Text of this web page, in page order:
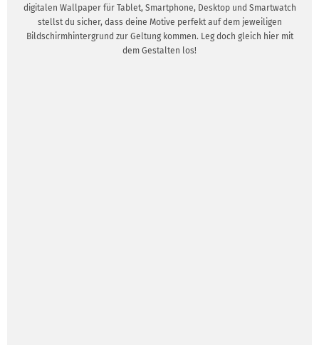
digitalen Wallpaper für Tablet, Smartphone, Desktop und Smartwatch
stellst du sicher, dass deine Motive perfekt auf dem jeweiligen
Bildschirmhintergrund zur Geltung kommen. Leg doch gleich hier mit
dem Gestalten los!